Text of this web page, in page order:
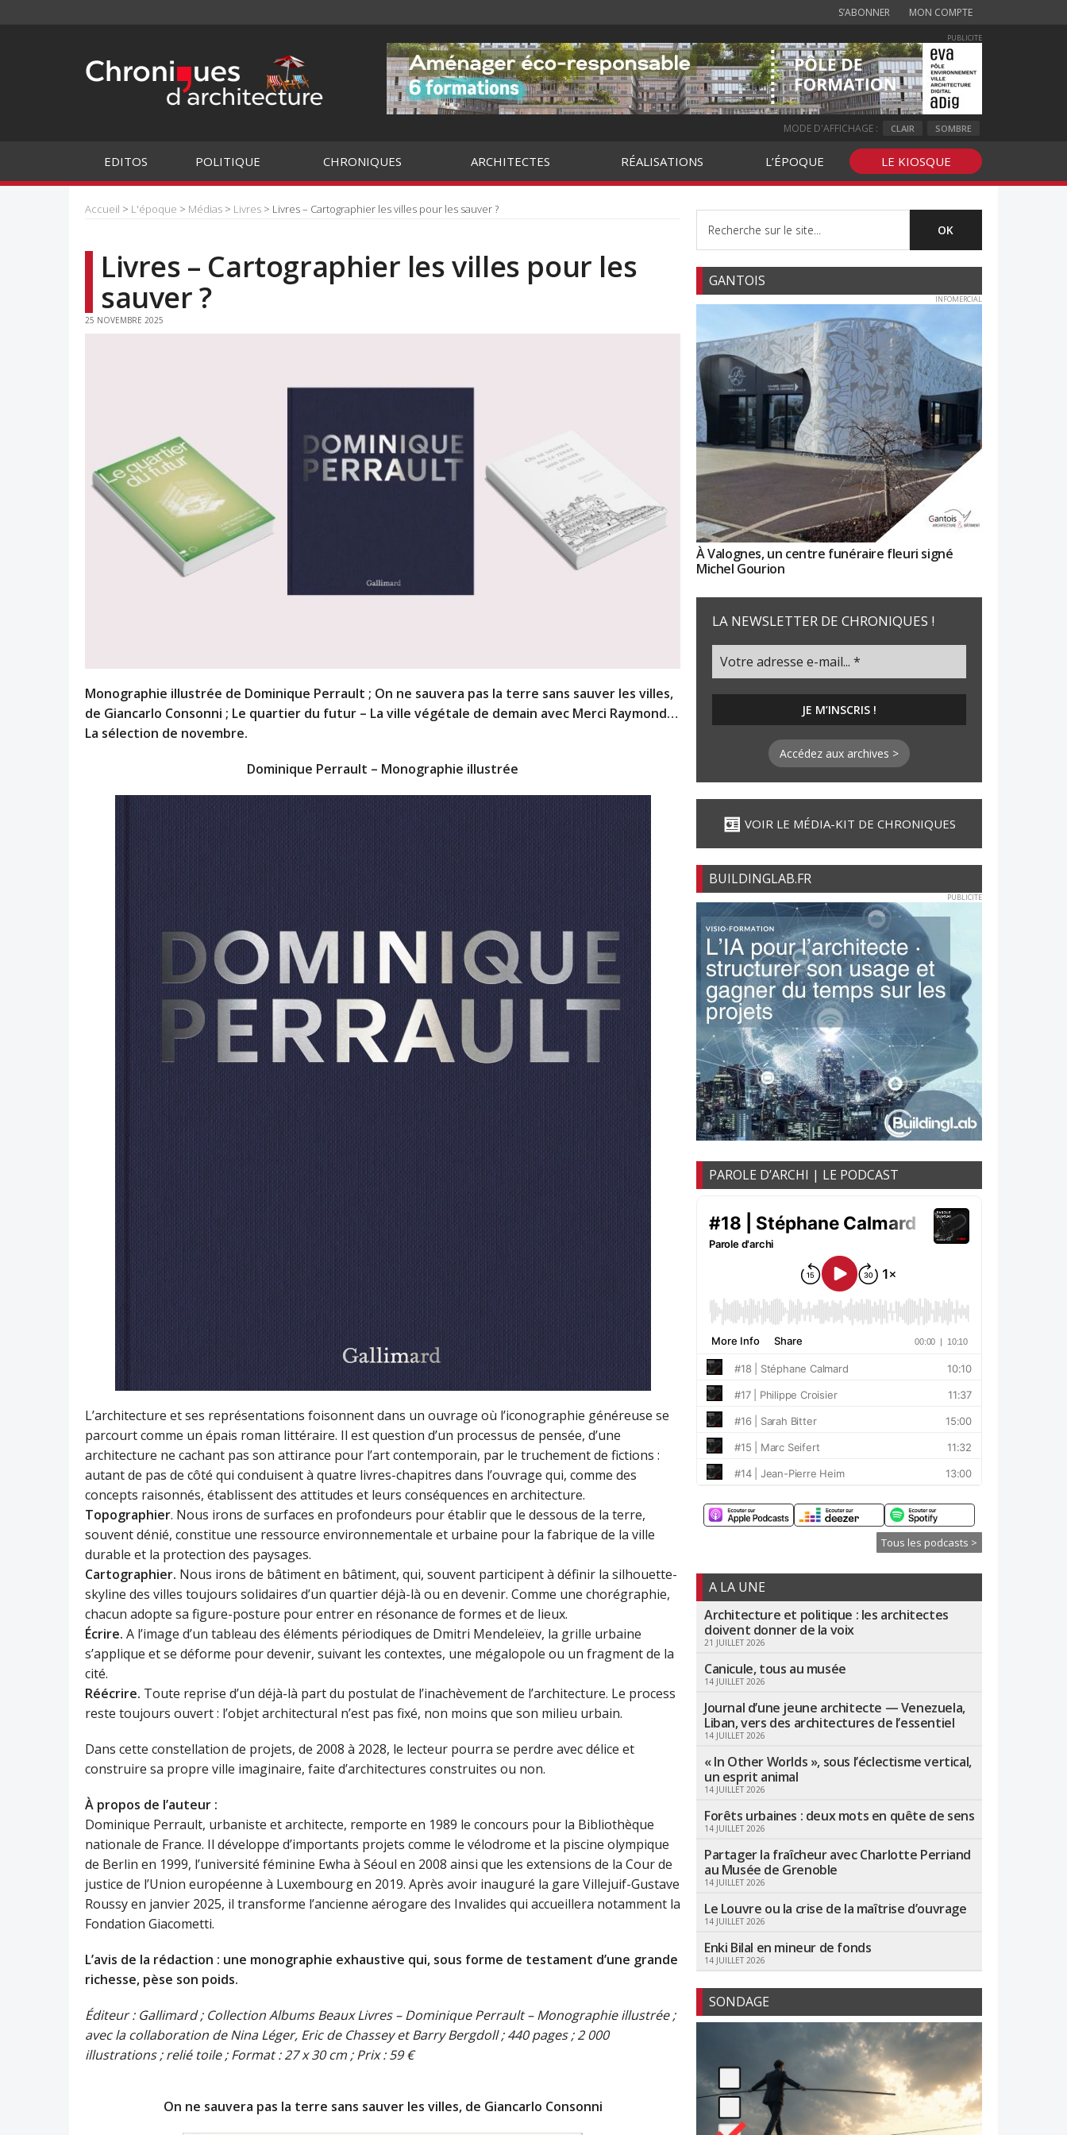
S’ABONNER MON COMPTE
PUBLICITE
MODE D'AFFICHAGE : CLAIR SOMBRE
EDITOS POLITIQUE CHRONIQUES ARCHITECTES RÉALISATIONS L’ÉPOQUE LE KIOSQUE
Accueil > L'époque > Médias > Livres > Livres – Cartographier les villes pour les sauver ?
Livres – Cartographier les villes pour les
sauver ?
25 NOVEMBRE 2025
Monographie illustrée de Dominique Perrault ; On ne sauvera pas la terre sans sauver les villes,
de Giancarlo Consonni ; Le quartier du futur – La ville végétale de demain avec Merci Raymond…
La sélection de novembre.
Dominique Perrault – Monographie illustrée
L’architecture et ses représentations foisonnent dans un ouvrage où l’iconographie généreuse se
parcourt comme un épais roman littéraire. Il est question d’un processus de pensée, d’une
architecture ne cachant pas son attirance pour l’art contemporain, par le truchement de fictions :
autant de pas de côté qui conduisent à quatre livres-chapitres dans l’ouvrage qui, comme des
concepts raisonnés, établissent des attitudes et leurs conséquences en architecture.
Topographier. Nous irons de surfaces en profondeurs pour établir que le dessous de la terre,
souvent dénié, constitue une ressource environnementale et urbaine pour la fabrique de la ville
durable et la protection des paysages.
Cartographier. Nous irons de bâtiment en bâtiment, qui, souvent participent à définir la silhouette-
skyline des villes toujours solidaires d’un quartier déjà-là ou en devenir. Comme une chorégraphie,
chacun adopte sa figure-posture pour entrer en résonance de formes et de lieux.
Écrire. A l’image d’un tableau des éléments périodiques de Dmitri Mendeleïev, la grille urbaine
s’applique et se déforme pour devenir, suivant les contextes, une mégalopole ou un fragment de la
cité.
Réécrire. Toute reprise d’un déjà-là part du postulat de l’inachèvement de l’architecture. Le process
reste toujours ouvert : l’objet architectural n’est pas fixé, non moins que son milieu urbain.
Dans cette constellation de projets, de 2008 à 2028, le lecteur pourra se perdre avec délice et
construire sa propre ville imaginaire, faite d’architectures construites ou non.
À propos de l’auteur :
Dominique Perrault, urbaniste et architecte, remporte en 1989 le concours pour la Bibliothèque
nationale de France. Il développe d’importants projets comme le vélodrome et la piscine olympique
de Berlin en 1999, l’université féminine Ewha à Séoul en 2008 ainsi que les extensions de la Cour de
justice de l’Union européenne à Luxembourg en 2019. Après avoir inauguré la gare Villejuif-Gustave
Roussy en janvier 2025, il transforme l’ancienne aérogare des Invalides qui accueillera notamment la
Fondation Giacometti.
L’avis de la rédaction : une monographie exhaustive qui, sous forme de testament d’une grande
richesse, pèse son poids.
Éditeur : Gallimard ; Collection Albums Beaux Livres – Dominique Perrault – Monographie illustrée ;
avec la collaboration de Nina Léger, Eric de Chassey et Barry Bergdoll ; 440 pages ; 2 000
illustrations ; relié toile ; Format : 27 x 30 cm ; Prix : 59 €
On ne sauvera pas la terre sans sauver les villes, de Giancarlo Consonni
GANTOIS
INFOMERCIAL
À Valognes, un centre funéraire fleuri signé
Michel Gourion
LA NEWSLETTER DE CHRONIQUES !
Accédez aux archives >
VOIR LE MÉDIA-KIT DE CHRONIQUES
BUILDINGLAB.FR
PUBLICITE
PAROLE D’ARCHI | LE PODCAST
Tous les podcasts >
A LA UNE
Architecture et politique : les architectes
doivent donner de la voix
21 JUILLET 2026
Canicule, tous au musée
14 JUILLET 2026
Journal d’une jeune architecte — Venezuela,
Liban, vers des architectures de l’essentiel
14 JUILLET 2026
« In Other Worlds », sous l’éclectisme vertical,
un esprit animal
14 JUILLET 2026
Forêts urbaines : deux mots en quête de sens
14 JUILLET 2026
Partager la fraîcheur avec Charlotte Perriand
au Musée de Grenoble
14 JUILLET 2026
Le Louvre ou la crise de la maîtrise d’ouvrage
14 JUILLET 2026
Enki Bilal en mineur de fonds
14 JUILLET 2026
SONDAGE